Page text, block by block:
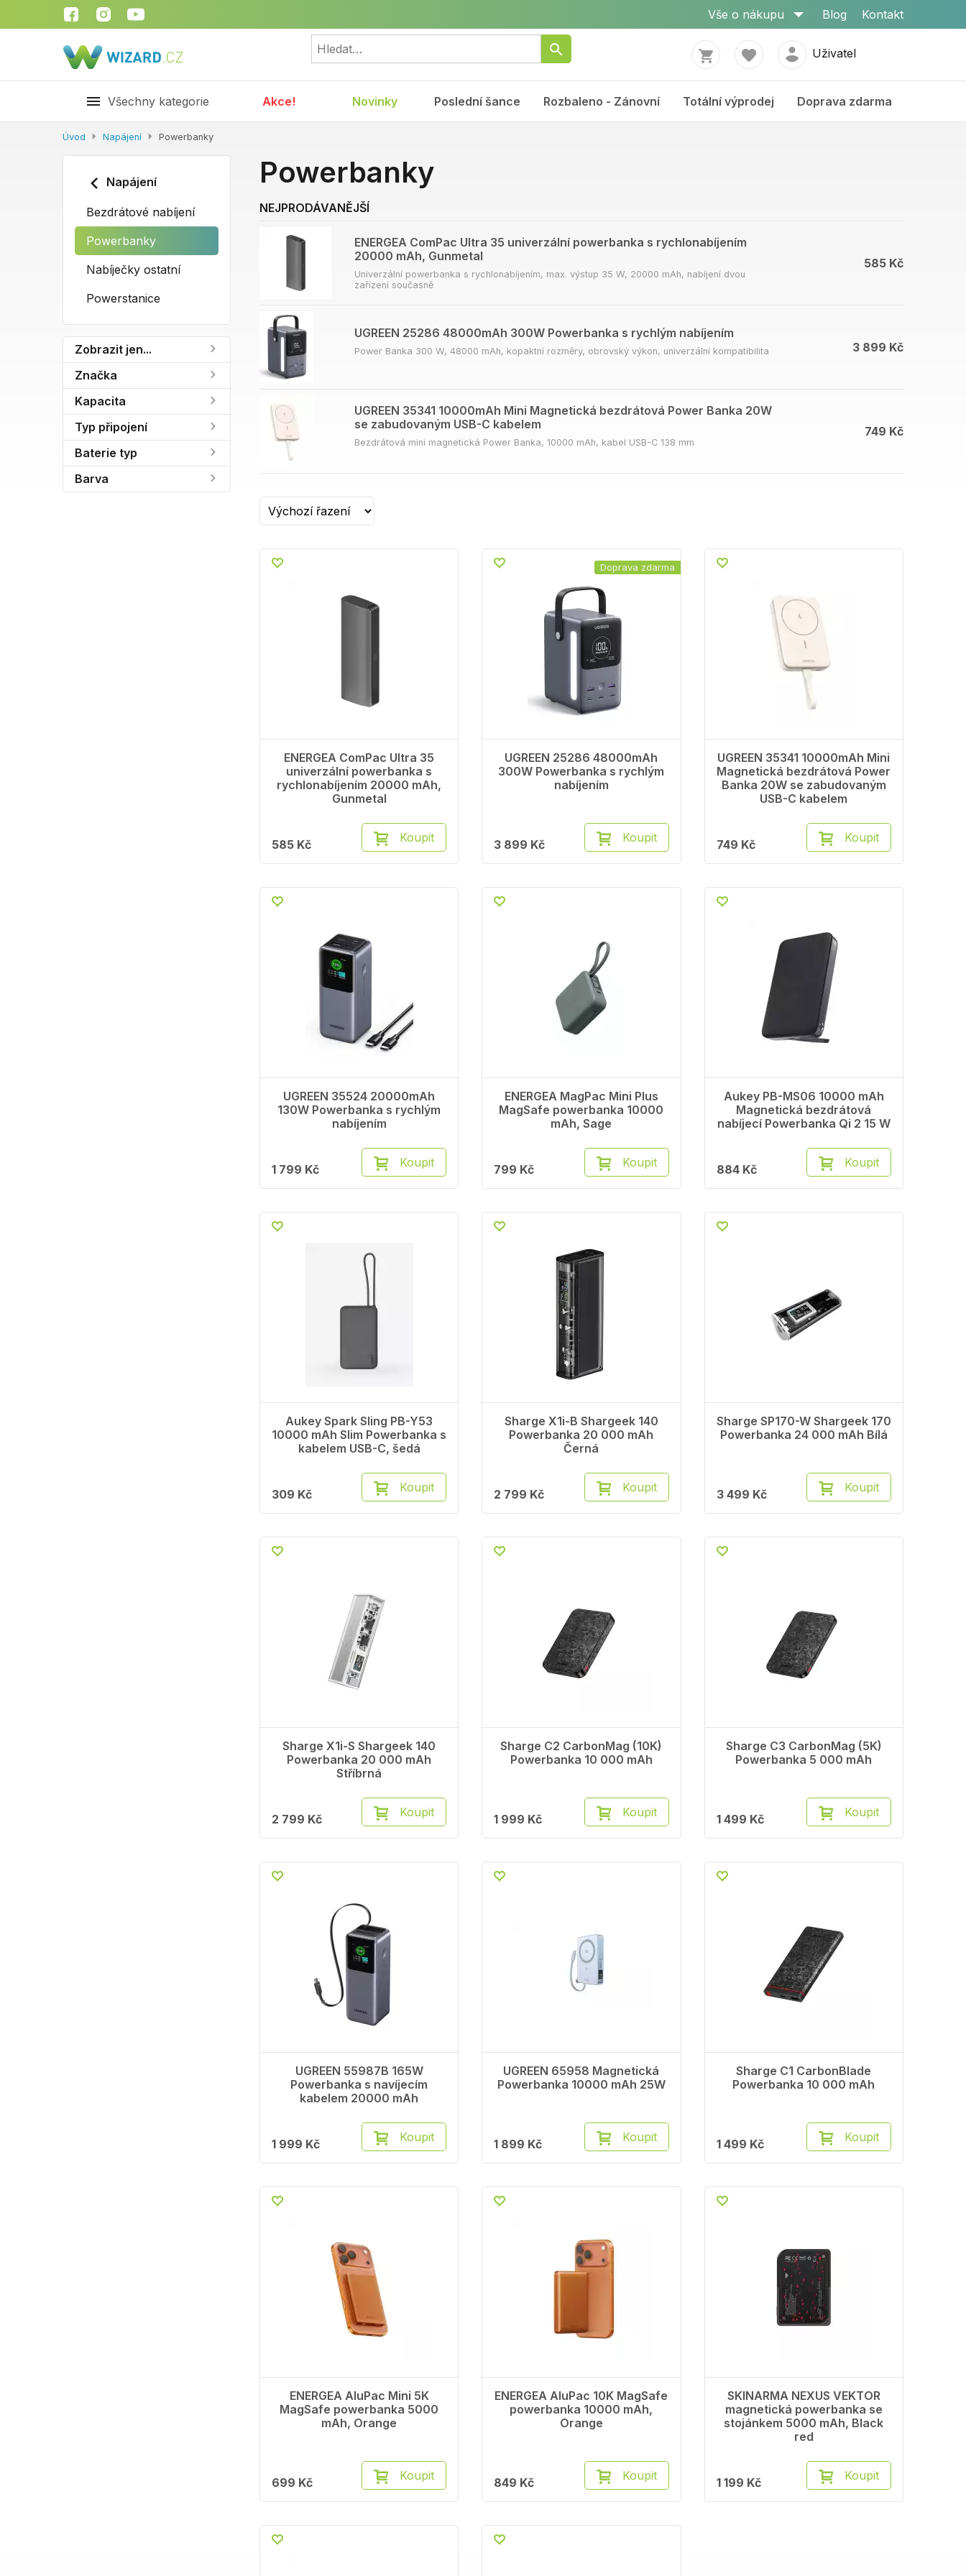
Vše o nákupu Blog Kontakt
Uživatel
Všechny kategorie Akce! Novinky Poslední šance Rozbaleno - Zánovní Totální výprodej Doprava zdarma
Úvod Napájení Powerbanky
Napájení
Bezdrátové nabíjení
Powerbanky
Nabíječky ostatní
Powerstanice
Zobrazit jen...
Značka
Kapacita
Typ připojení
Baterie typ
Barva
Powerbanky
NEJPRODÁVANĚJŠÍ
ENERGEA ComPac Ultra 35 univerzální powerbanka s rychlonabíjením
20000 mAh, Gunmetal
Univerzální powerbanka s rychlonabíjením, max. výstup 35 W, 20000 mAh, nabíjení dvou
zařízení současně
585 Kč
UGREEN 25286 48000mAh 300W Powerbanka s rychlým nabíjením
Power Banka 300 W, 48000 mAh, kopaktní rozměry, obrovský výkon, univerzální kompatibilita 3 899 Kč
UGREEN 35341 10000mAh Mini Magnetická bezdrátová Power Banka 20W
se zabudovaným USB-C kabelem
Bezdrátová mini magnetická Power Banka, 10000 mAh, kabel USB-C 138 mm
749 Kč
ENERGEA ComPac Ultra 35
univerzální powerbanka s
rychlonabíjením 20000 mAh,
Gunmetal
585 Kč Koupit
UGREEN 25286 48000mAh
300W Powerbanka s rychlým
nabíjením
3 899 Kč Koupit
Doprava zdarma
UGREEN 35341 10000mAh Mini
Magnetická bezdrátová Power
Banka 20W se zabudovaným
USB-C kabelem
749 Kč Koupit
UGREEN 35524 20000mAh
130W Powerbanka s rychlým
nabíjením
1 799 Kč Koupit
ENERGEA MagPac Mini Plus
MagSafe powerbanka 10000
mAh, Sage
799 Kč Koupit
Aukey PB-MS06 10000 mAh
Magnetická bezdrátová
nabíjecí Powerbanka Qi 2 15 W
884 Kč Koupit
Aukey Spark Sling PB-Y53
10000 mAh Slim Powerbanka s
kabelem USB-C, šedá
309 Kč Koupit
Sharge X1i-B Shargeek 140
Powerbanka 20 000 mAh
Černá
2 799 Kč Koupit
Sharge SP170-W Shargeek 170
Powerbanka 24 000 mAh Bílá
3 499 Kč Koupit
Sharge X1i-S Shargeek 140
Powerbanka 20 000 mAh
Stříbrná
2 799 Kč Koupit
Sharge C2 CarbonMag (10K)
Powerbanka 10 000 mAh
1 999 Kč Koupit
Sharge C3 CarbonMag (5K)
Powerbanka 5 000 mAh
1 499 Kč Koupit
UGREEN 55987B 165W
Powerbanka s navíjecím
kabelem 20000 mAh
1 999 Kč Koupit
UGREEN 65958 Magnetická
Powerbanka 10000 mAh 25W
1 899 Kč Koupit
Sharge C1 CarbonBlade
Powerbanka 10 000 mAh
1 499 Kč Koupit
ENERGEA AluPac Mini 5K
MagSafe powerbanka 5000
mAh, Orange
699 Kč Koupit
ENERGEA AluPac 10K MagSafe
powerbanka 10000 mAh,
Orange
849 Kč Koupit
SKINARMA NEXUS VEKTOR
magnetická powerbanka se
stojánkem 5000 mAh, Black
red
1 199 Kč Koupit